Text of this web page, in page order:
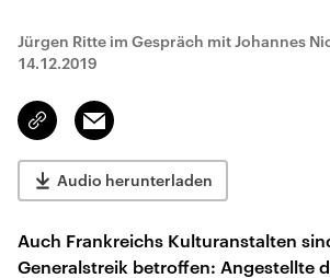
Jürgen Ritte im Gespräch mit Johannes
14.12.2019
Link
kopieren/teilen
Email
Audio herunterladen
Auch Frankreichs Kulturanstalten
Generalstreik betroffen: Angestellte